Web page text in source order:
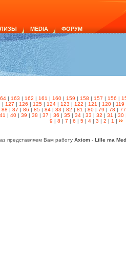
MEDIA ФОРУМ
| 163 | 162 | 161 | 160 | 159 | 158 | 157 | 156 |
| 127 | 126 | 125| 124| 123 | 122 | 121 | 120| 119
88 | 87 | 86 | 85| 84| 83 | 82 | 81 | 80| 79 | 78 | 77
41 | 40| 39 | 38 | 37 | 36 | 35| 34| 33 | 32 | 31 | 30|
9 | 8 | 7 | 6 | 5| 4| 3 | 2 | 1 |
представляем Вам работу Axiom - Lille ma